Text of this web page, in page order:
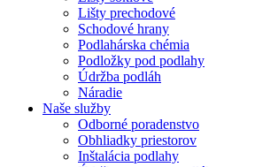
Lišty prechodové
Schodové hrany
Podlahárska chémia
Podložky pod podlahy
Údržba podláh
Náradie
Naše služby
Odborné poradenstvo
Obhliadky priestorov
Inštalácia podlahy